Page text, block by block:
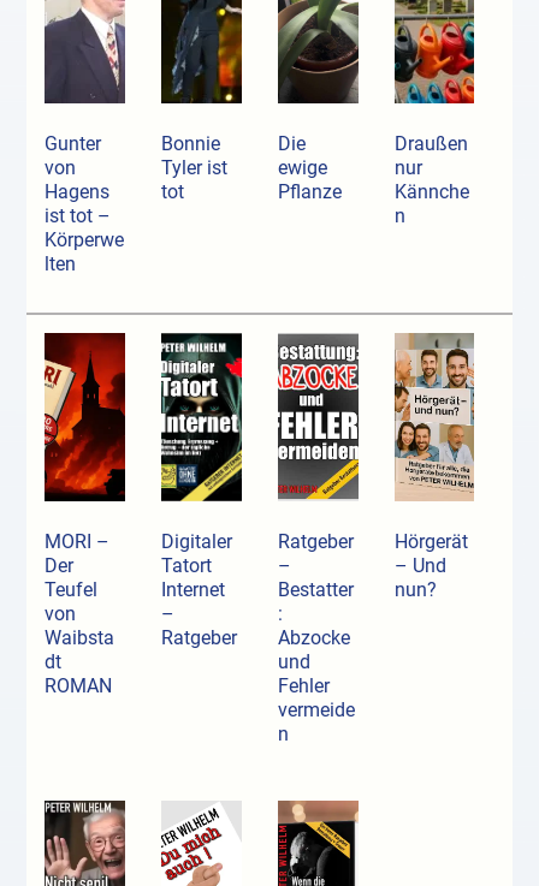
Gunter
von
Hagens
ist tot –
Körperwe
lten
Bonnie
Tyler ist
tot
Die
ewige
Pflanze
Draußen
nur
Kännche
n
MORI –
Der
Teufel
von
Waibsta
dt
ROMAN
Digitaler
Tatort
Internet
–
Ratgeber
Ratgeber
–
Bestatter
:
Abzocke
und
Fehler
vermeide
n
Hörgerät
– Und
nun?